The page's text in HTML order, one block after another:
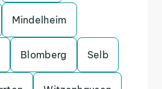
Mindelheim
Blomberg Selb